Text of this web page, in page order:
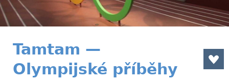
Tamtam —
Olympijské příběhy